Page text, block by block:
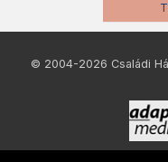
© 2004-2026 Családi